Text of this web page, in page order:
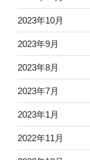
2023年10月
2023年9月
2023年8月
2023年7月
2023年1月
2022年11月